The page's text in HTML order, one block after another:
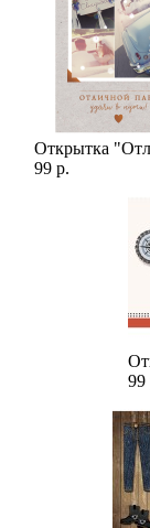
Открытка
99 р.
99